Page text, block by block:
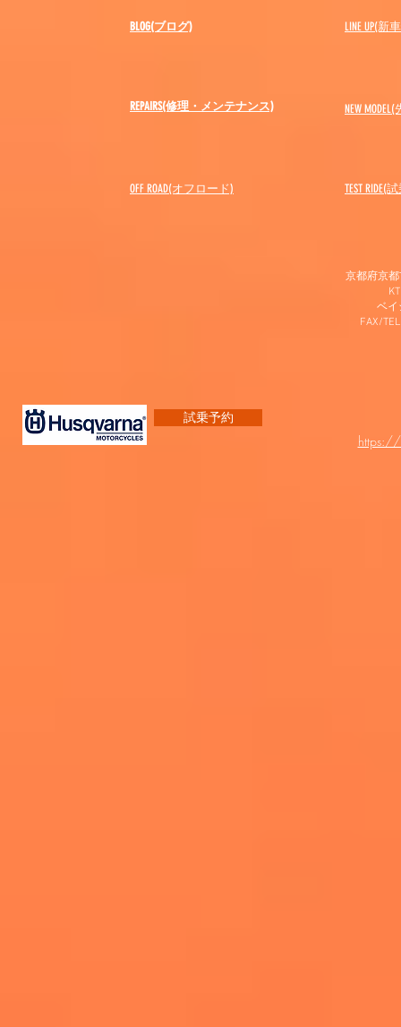
BLOG(ブログ) LINE UP(新
REPAIRS(修理・メンテナンス) NEW MODEL(
OFF ROAD(オフロード) ​TEST RIDE(
京都府京
ベイ
FAX/
試乗予約
https://